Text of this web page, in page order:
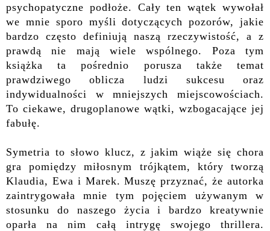
psychopatyczne podłoże. Cały ten wątek wywołał
we mnie sporo myśli dotyczących pozorów, jakie
bardzo często definiują naszą rzeczywistość, a z
prawdą nie mają wiele wspólnego. Poza tym
książka ta pośrednio porusza także temat
prawdziwego oblicza ludzi sukcesu oraz
indywidualności w mniejszych miejscowościach.
To ciekawe, drugoplanowe wątki, wzbogacające jej
fabułę.
Symetria to słowo klucz, z jakim wiąże się chora
gra pomiędzy miłosnym trójkątem, który tworzą
Klaudia, Ewa i Marek. Muszę przyznać, że autorka
zaintrygowała mnie tym pojęciem używanym w
stosunku do naszego życia i bardzo kreatywnie
oparła na nim całą intrygę swojego thrillera.